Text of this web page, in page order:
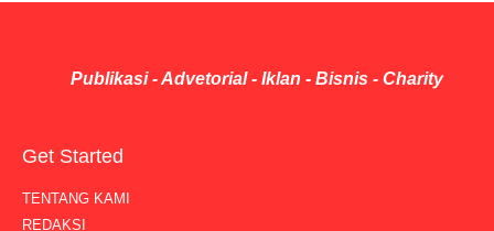
Publikasi - Advetorial - Iklan - Bisnis - Charity
Get Started
TENTANG KAMI
REDAKSI